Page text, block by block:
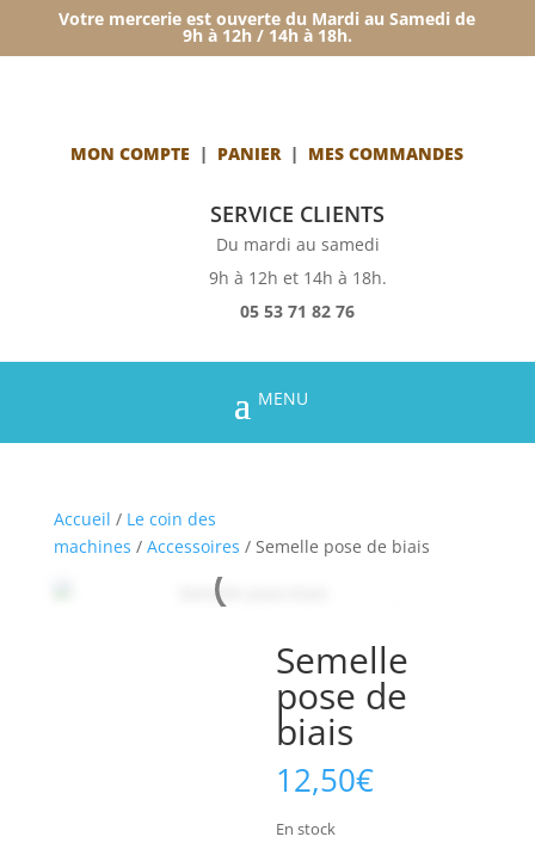
Votre mercerie est ouverte du Mardi au Samedi de
9h à 12h / 14h à 18h.
MON COMPTE | PANIER| MES COMMANDES
SERVICE CLIENTS
Du mardi au samedi
9h à 12h et 14h à 18h.
05 53 71 82 76
Accueil / Le coin des
machines / Accessoires / Semelle pose de biais
Semelle
pose de
biais
12,50€
En stock